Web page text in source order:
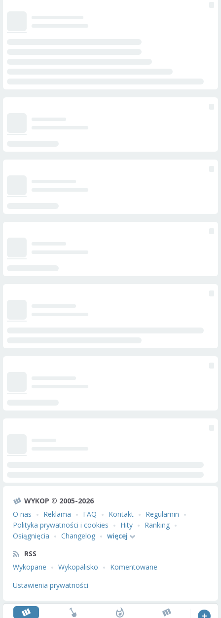
WYKOP © 2005-2026
O nas
Reklama FAQ Kontakt
Regulamin
Polityka prywatności i cookies
Hity
Ranking
Osiągnięcia
Changelog
więcej
RSS
Wykopane
Wykopalisko
Komentowane
Ustawienia prywatności